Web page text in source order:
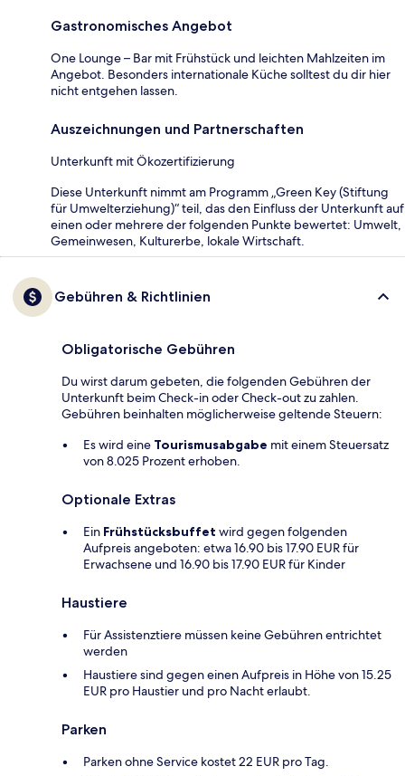
Gastronomisches Angebot
One Lounge – Bar mit Frühstück und leichten Mahlzeiten im
Angebot. Besonders internationale Küche solltest du dir hier
nicht entgehen lassen.
Auszeichnungen und Partnerschaften
Unterkunft mit Ökozertifizierung
Diese Unterkunft nimmt am Programm „Green Key (Stiftung
für Umwelterziehung)“ teil, das den Einfluss der Unterkunft auf
einen oder mehrere der folgenden Punkte bewertet: Umwelt,
Gemeinwesen, Kulturerbe, lokale Wirtschaft.
Gebühren & Richtlinien
Obligatorische Gebühren
Du wirst darum gebeten, die folgenden Gebühren der
Unterkunft beim Check-in oder Check-out zu zahlen.
Gebühren beinhalten möglicherweise geltende Steuern:
Es wird eine Tourismusabgabe mit einem Steuersatz
von 8.025 Prozent erhoben.
Optionale Extras
Ein Frühstücksbuffet wird gegen folgenden
Aufpreis angeboten: etwa 16.90 bis 17.90 EUR für
Erwachsene und 16.90 bis 17.90 EUR für Kinder
Haustiere
Für Assistenztiere müssen keine Gebühren entrichtet
werden
Haustiere sind gegen einen Aufpreis in Höhe von 15.25
EUR pro Haustier und pro Nacht erlaubt.
Parken
Parken ohne Service kostet 22 EUR pro Tag.